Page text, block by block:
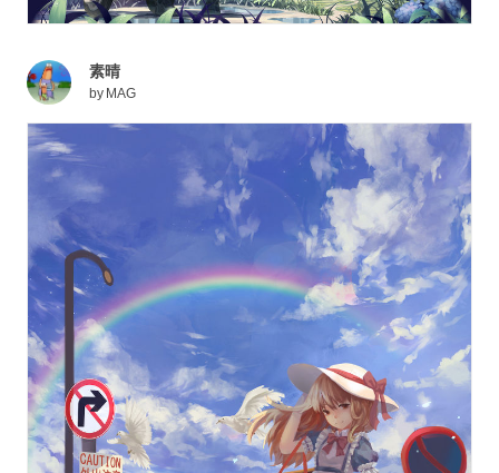
素晴
by MAG